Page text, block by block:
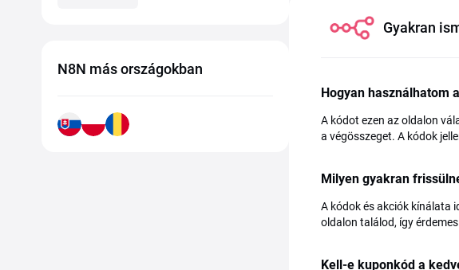
N8N más országokban
Gyakran
Hogyan használhatom
A kódot ezen az oldalon
a végösszeget. A kódok
Milyen gyakran
A kódok és akciók kínálata
oldalon találod, így
Kell-e kuponkód a